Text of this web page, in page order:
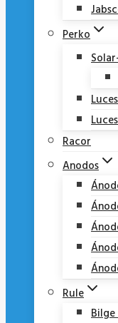
Perko
Racor
Anodos
Rule